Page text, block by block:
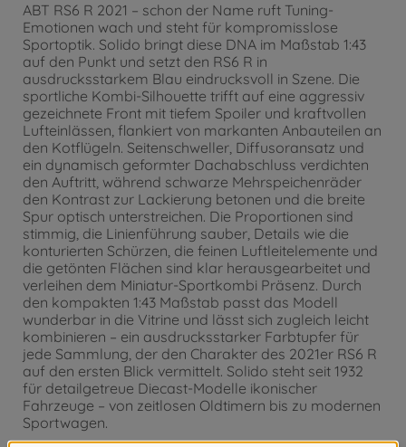
ABT RS6 R 2021 – schon der Name ruft Tuning-
Emotionen wach und steht für kompromisslose
Sportoptik. Solido bringt diese DNA im Maßstab 1:43
auf den Punkt und setzt den RS6 R in
ausdrucksstarkem Blau eindrucksvoll in Szene. Die
sportliche Kombi-Silhouette trifft auf eine aggressiv
gezeichnete Front mit tiefem Spoiler und kraftvollen
Lufteinlässen, flankiert von markanten Anbauteilen an
den Kotflügeln. Seitenschweller, Diffusoransatz und
ein dynamisch geformter Dachabschluss verdichten
den Auftritt, während schwarze Mehrspeichenräder
den Kontrast zur Lackierung betonen und die breite
Spur optisch unterstreichen. Die Proportionen sind
stimmig, die Linienführung sauber, Details wie die
konturierten Schürzen, die feinen Luftleitelemente und
die getönten Flächen sind klar herausgearbeitet und
verleihen dem Miniatur-Sportkombi Präsenz. Durch
den kompakten 1:43 Maßstab passt das Modell
wunderbar in die Vitrine und lässt sich zugleich leicht
kombinieren – ein ausdrucksstarker Farbtupfer für
jede Sammlung, der den Charakter des 2021er RS6 R
auf den ersten Blick vermittelt. Solido steht seit 1932
für detailgetreue Diecast-Modelle ikonischer
Fahrzeuge – von zeitlosen Oldtimern bis zu modernen
Sportwagen.